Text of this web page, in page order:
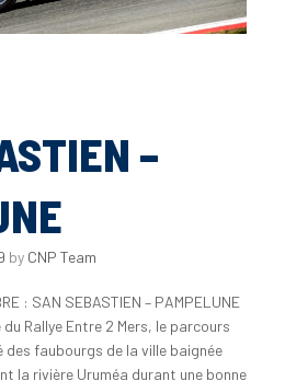
–
by CNP Team
: SAN SEBASTIEN – PAMPELUNE
Rallye Entre 2 Mers, le parcours
des faubourgs de la ville baignée
la rivière Uruméa durant une bonne